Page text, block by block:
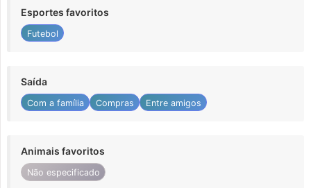
Esportes favoritos
Futebol
Saída
Com a família Compras Entre amigos
Animais favoritos
Não especificado